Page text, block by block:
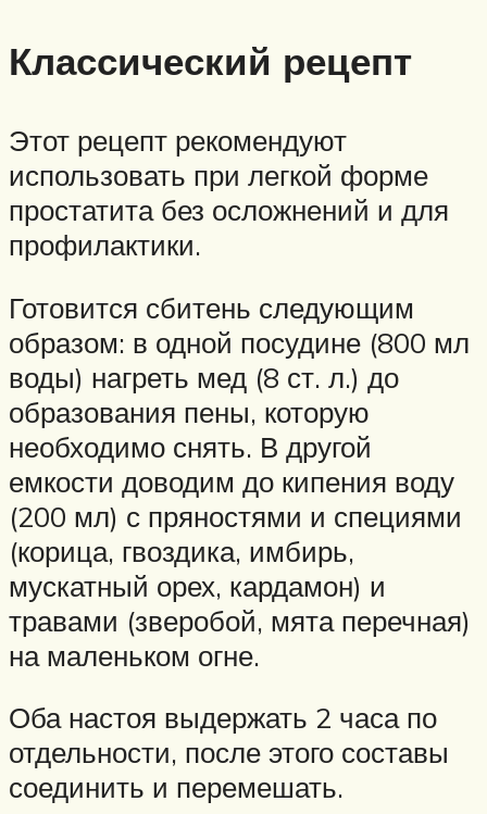
Классический рецепт
Этот рецепт рекомендуют
использовать при легкой форме
простатита без осложнений и для
профилактики.
Готовится сбитень следующим
образом: в одной посудине (800 мл
воды) нагреть мед (8 ст. л.) до
образования пены, которую
необходимо снять. В другой
емкости доводим до кипения воду
(200 мл) с пряностями и специями
(корица, гвоздика, имбирь,
мускатный орех, кардамон) и
травами (зверобой, мята перечная)
на маленьком огне.
Оба настоя выдержать 2 часа по
отдельности, после этого составы
соединить и перемешать.